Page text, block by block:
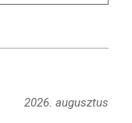
2026. augusztus